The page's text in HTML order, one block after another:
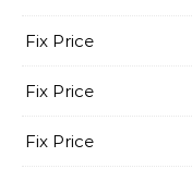
Fix Price
Fix Price
Fix Price